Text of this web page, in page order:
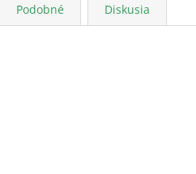
Podobné Diskusia